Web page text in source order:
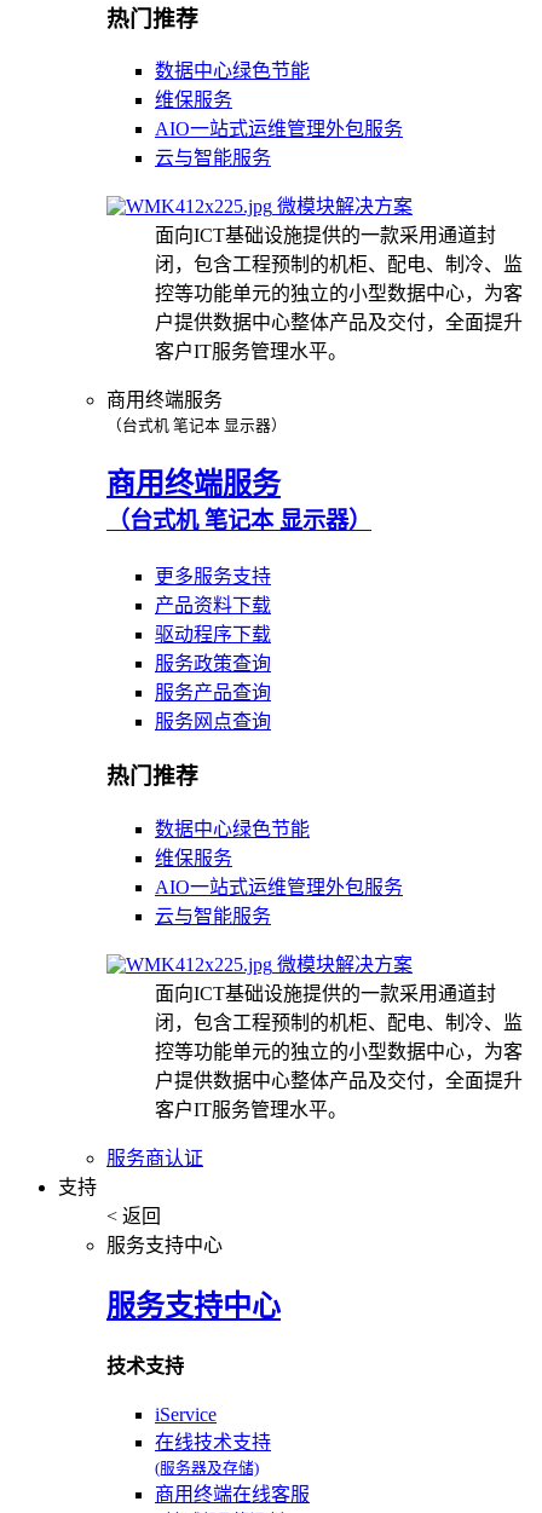
热门推荐
数据中心绿色节能
维保服务
AIO一站式运维管理外包服务
云与智能服务
微模块解决方案
面向ICT基础设施提供的一款采用通道封
闭，包含工程预制的机柜、配电、制冷、监
控等功能单元的独立的小型数据中心，为客
户提供数据中心整体产品及交付，全面提升
客户IT服务管理水平。
商用终端服务
（台式机 笔记本 显示器）
商用终端服务
（台式机 笔记本 显示器）
更多服务支持
产品资料下载
驱动程序下载
服务政策查询
服务产品查询
服务网点查询
热门推荐
数据中心绿色节能
维保服务
AIO一站式运维管理外包服务
云与智能服务
微模块解决方案
面向ICT基础设施提供的一款采用通道封
闭，包含工程预制的机柜、配电、制冷、监
控等功能单元的独立的小型数据中心，为客
户提供数据中心整体产品及交付，全面提升
客户IT服务管理水平。
服务商认证
支持
< 返回
服务支持中心
服务支持中心
技术支持
iService
在线技术支持
(服务器及存储)
商用终端在线客服